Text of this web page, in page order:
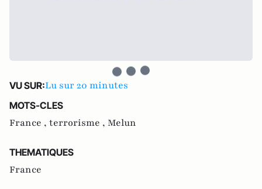
VU SUR:Lu sur 20 minutes
MOTS-CLES
France , terrorisme , Melun
THEMATIQUES
France